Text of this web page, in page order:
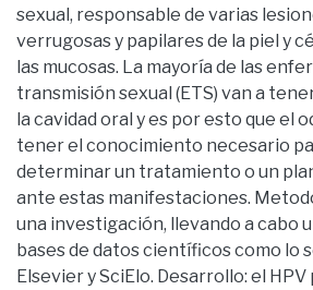
sexual, responsable de varias
verrugosas y papilares de la piel y
las mucosas. La mayoría de las
transmisión sexual (ETS) van a
la cavidad oral y es por esto que el
tener el conocimiento necesario
determinar un tratamiento o un
ante estas manifestaciones.
una investigación, llevando a cabo
bases de datos científicos como lo
Elsevier y SciElo. Desarrollo: el